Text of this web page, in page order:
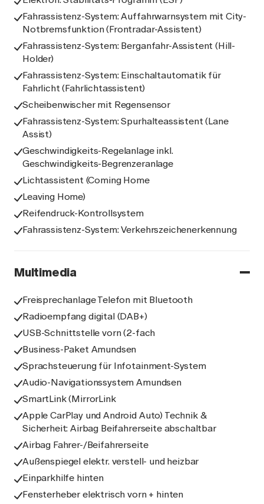
Fahrassistenz-System: Auffahrwarnsystem mit City-
Notbremsfunktion (Frontradar-Assistent)
Fahrassistenz-System: Berganfahr-Assistent (Hill-
Holder)
Fahrassistenz-System: Einschaltautomatik für
Fahrlicht (Fahrlichtassistent)
Scheibenwischer mit Regensensor
Fahrassistenz-System: Spurhalteassistent (Lane
Assist)
Geschwindigkeits-Regelanlage inkl.
Geschwindigkeits-Begrenzeranlage
Lichtassistent (Coming Home
Leaving Home)
Reifendruck-Kontrollsystem
Fahrassistenz-System: Verkehrszeichenerkennung
Multimedia
Freisprechanlage Telefon mit Bluetooth
Radioempfang digital (DAB+)
USB-Schnittstelle vorn (2-fach
Business-Paket Amundsen
Sprachsteuerung für Infotainment-System
Audio-Navigationssystem Amundsen
SmartLink (MirrorLink
Apple CarPlay und Android Auto) Technik &
Sicherheit: Airbag Beifahrerseite abschaltbar
Airbag Fahrer-/Beifahrerseite
Außenspiegel elektr. verstell- und heizbar
Einparkhilfe hinten
Fensterheber elektrisch vorn + hinten